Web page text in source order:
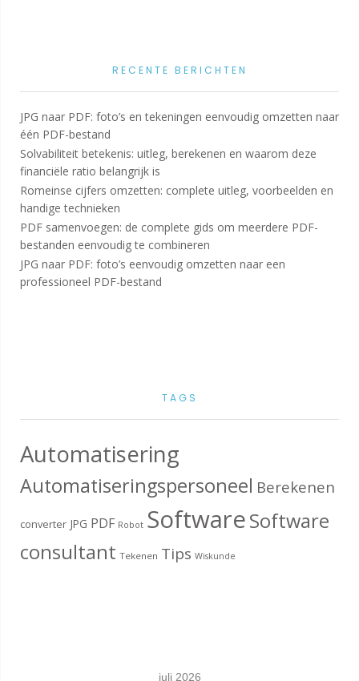
RECENTE BERICHTEN
JPG naar PDF: foto’s en tekeningen eenvoudig omzetten naar
één PDF-bestand
Solvabiliteit betekenis: uitleg, berekenen en waarom deze
financiële ratio belangrijk is
Romeinse cijfers omzetten: complete uitleg, voorbeelden en
handige technieken
PDF samenvoegen: de complete gids om meerdere PDF-
bestanden eenvoudig te combineren
JPG naar PDF: foto’s eenvoudig omzetten naar een
professioneel PDF-bestand
TAGS
Automatisering
Automatiseringspersoneel Berekenen
converter JPG PDF Robot SoftwareSoftware
consultant Tekenen Tips Wiskunde
juli 2026